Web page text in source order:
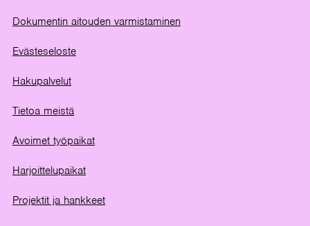
Dokumentin aitouden varmistaminen
Evästeseloste
Hakupalvelut
Tietoa meistä
Avoimet työpaikat
Harjoittelupaikat
Projektit ja hankkeet